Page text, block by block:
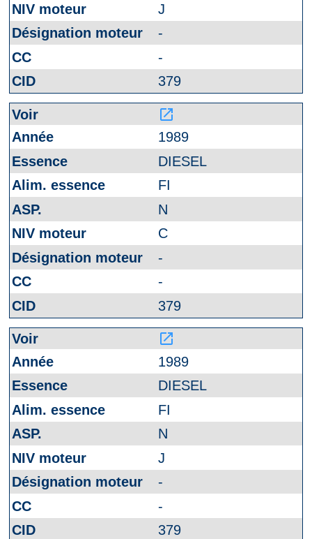
J
-
-
379
launch
1989
DIESEL
FI
N
C
-
-
379
launch
1989
DIESEL
FI
N
J
-
-
379